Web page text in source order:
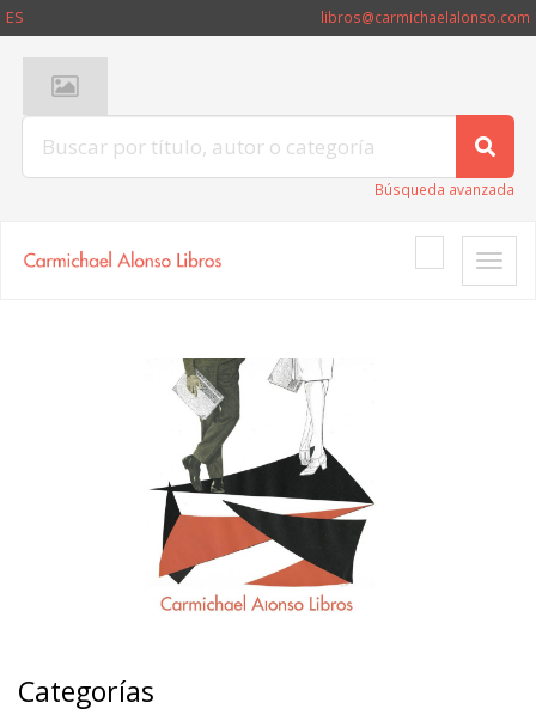
ES libros@carmichaelalonso.com
Búsqueda avanzada
Toggle
Categorías